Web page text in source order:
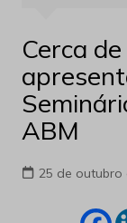
Cerca
ABM
25 de outubro